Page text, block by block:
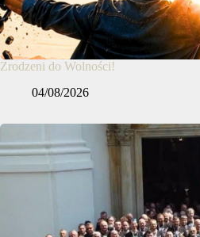
Zrodzeni do Wolności!
04/08/2026